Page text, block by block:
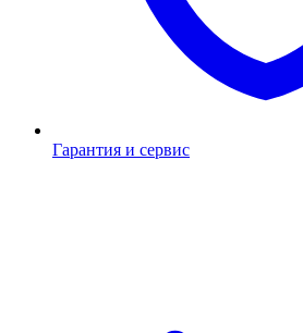
Гарантия и сервис